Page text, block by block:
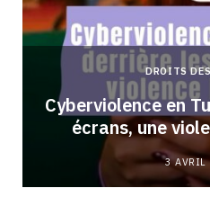
DROITS
Cyberviolence en
écrans, une
3